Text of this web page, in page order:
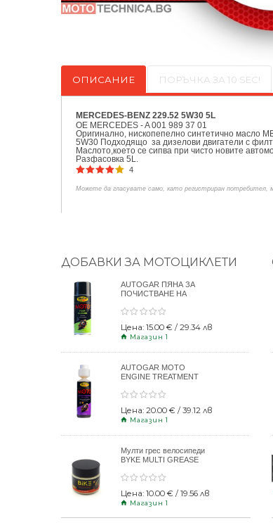
ОПИСАНИЕ ПОРЪЧКА ЗА 10 SEC!
MERCEDES-BENZ 229.52 5W30 5L
OE MERCEDES - A 001 989 37 01
Оригинално, нископепелно синтетично маслo
5W30 Подходящо за дизелови двигатели с
Маслото,което се сипва при чисто новите
Разфасовка 5L.
4
Можете да гласувате само, като регистриран потребител,
ДОБАВКИ ЗА МОТОЦИКЛЕТИ
AUTOGAR ПЯНА ЗА
ПОЧИСТВАНЕ НА
Цена: 15.00 € / 29.34 лв
Магазин 1
AUTOGAR MOTO
ENGINE TREATMENT
Цена: 20.00 € / 39.12 лв
Магазин 1
Мулти грес велосипеди
BYKE MULTI GREASE
Цена: 10.00 € / 19.56 лв
Магазин 1